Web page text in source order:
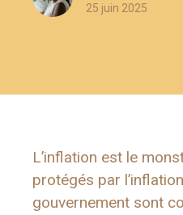
25 juin 2025
L’inflation est le
protégés par
gouvernement sont